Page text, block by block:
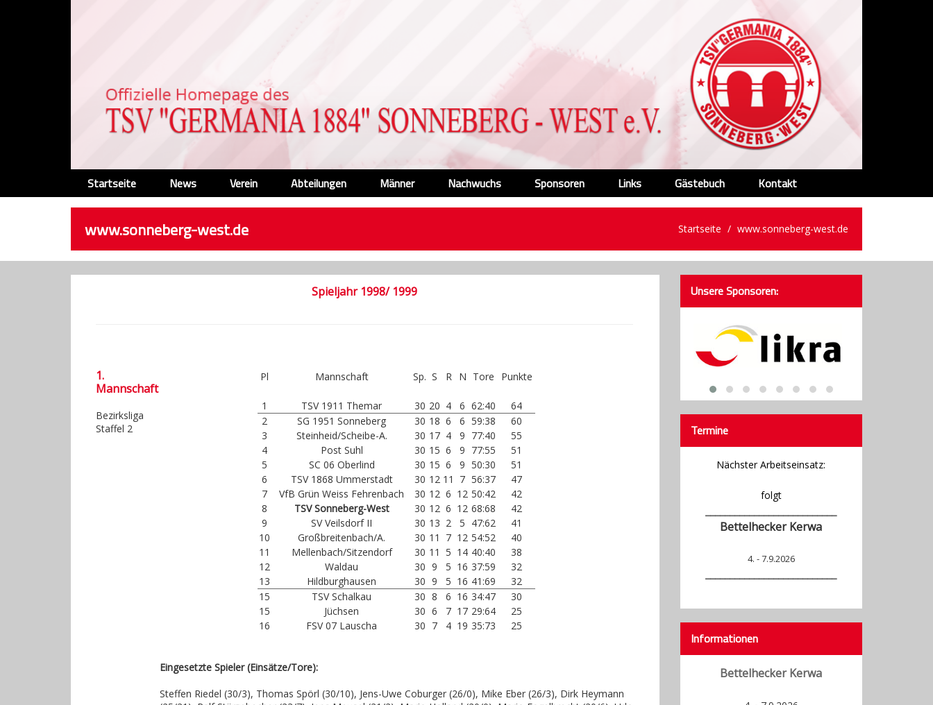
Startseite News Verein Abteilungen Männer Nachwuchs Sponsoren Links Gästebuch Kontakt
www.sonneberg-west.de Startseite www.sonneberg-west.de
Spieljahr 1998/ 1999
1.
Mannschaft
Bezirksliga
Staffel 2
Pl Mannschaft Sp. S R N Tore Punkte
1 TSV 1911 Themar 30 20 4 6 62:40
64
2
SG 1951 Sonneberg 30 18 6 6 59:38
60
3
Steinheid/Scheibe-A. 30 17 4 9 77:40
55
4
Post Suhl 30 15 6 9 77:55
51
5
SC 06 Oberlind 30 15 6 9 50:30
51
6
TSV 1868 Ummerstadt 30 12 11 7 56:37
47
7
VfB Grün Weiss Fehrenbach 30 12 6 12 50:42
42
8
TSV Sonneberg-West 30 12 6 12 68:68
42
9
SV Veilsdorf II 30 13 2 5 47:62
41
10
Großbreitenbach/A. 30 11 7 12 54:52
40
11
Mellenbach/Sitzendorf 30 11 5 14 40:40
38
12
Waldau 30 9 5 16 37:59
32
13
Hildburghausen 30 9 5 16 41:69
32
15
TSV Schalkau 30 8 6 16 34:47
30
15
Jüchsen 30 6 7 17 29:64
25
16
FSV 07 Lauscha 30 7 4 19 35:73 25
Eingesetzte Spieler (Einsätze/Tore):
Steffen Riedel (30/3), Thomas Spörl (30/10), Jens-Uwe Coburger (26/0), Mike Eber (26/3), Dirk Heymann
Unsere Sponsoren:
Termine
Nächster Arbeitseinsatz:
folgt
Bettelhecker Kerwa
4. - 7.9.2026
Informationen
Bettelhecker Kerwa